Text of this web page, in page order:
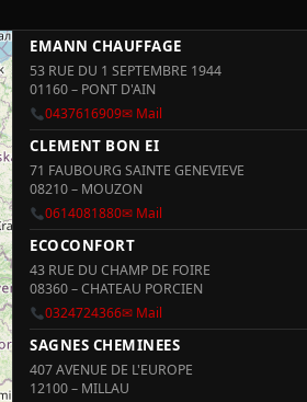
EMANN CHAUFFAGE
53 RUE DU 1 SEPTEMBRE 1944
01160 – PONT D'AIN
0437616909✉ Mail
CLEMENT BON EI
71 FAUBOURG SAINTE GENEVIEVE
08210 – MOUZON
0614081880✉ Mail
ECOCONFORT
43 RUE DU CHAMP DE FOIRE
08360 – CHATEAU PORCIEN
0324724366✉ Mail
SAGNES CHEMINEES
407 AVENUE DE L'EUROPE
12100 – MILLAU